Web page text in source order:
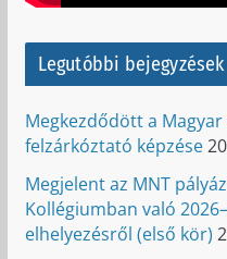
Legutóbbi bejegyzések
Megkezdődött a
felzárkóztató képzése
Megjelent az MNT
Kollégiumban való
elhelyezésről (első kör)